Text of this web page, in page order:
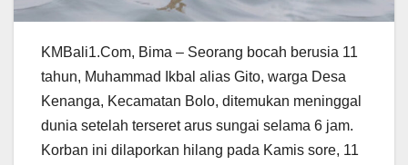
KMBali1.Com, Bima – Seorang bocah berusia 11
tahun, Muhammad Ikbal alias Gito, warga Desa
Kenanga, Kecamatan Bolo, ditemukan meninggal
dunia setelah terseret arus sungai selama 6 jam.
Korban ini dilaporkan hilang pada Kamis sore, 11